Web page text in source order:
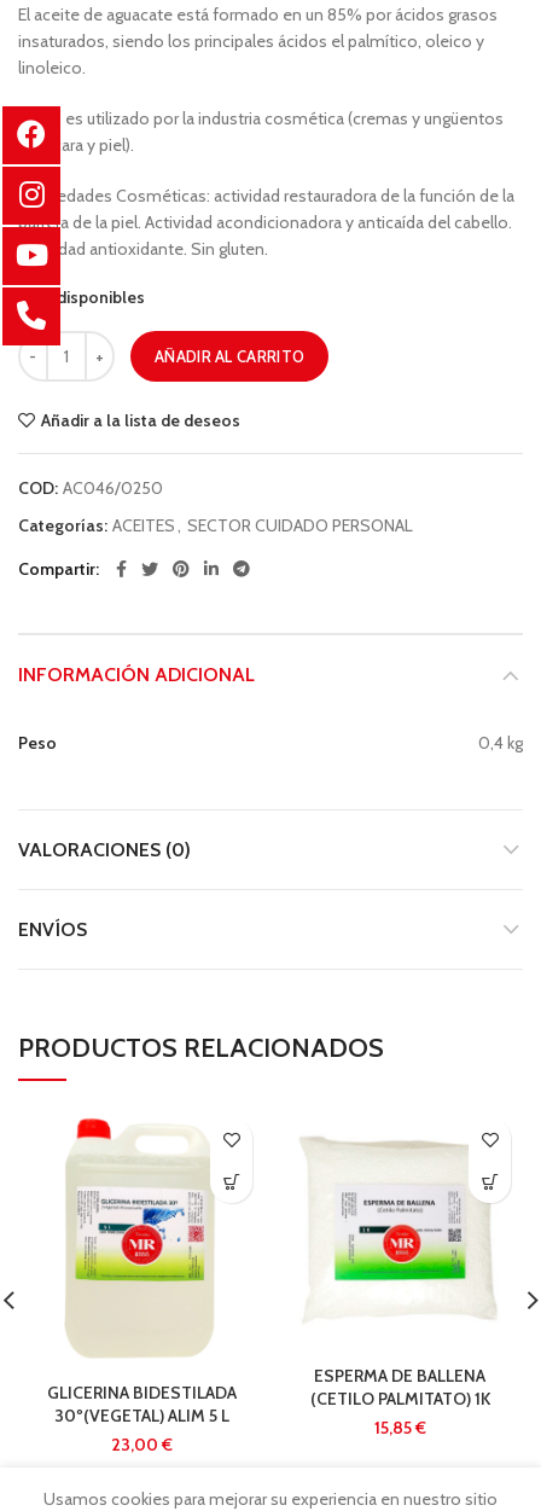
El aceite de aguacate está formado en un 85% por ácidos grasos
insaturados, siendo los principales ácidos el palmítico, oleico y
linoleico.
Usos: es utilizado por la industria cosmética (cremas y ungüentos
para cara y piel).
Propiedades Cosméticas: actividad restauradora de la función de la
barrera de la piel. Actividad acondicionadora y anticaída del cabello.
Actividad antioxidante. Sin gluten.
11 disponibles
AÑADIR AL CARRITO
Añadir a la lista de deseos
COD: AC046/0250
Categorías: ACEITES, SECTOR CUIDADO PERSONAL
Compartir
INFORMACIÓN ADICIONAL
Peso 0,4 kg
VALORACIONES (0)
ENVÍOS
PRODUCTOS RELACIONADOS
GLICERINA BIDESTILADA
30º(VEGETAL) ALIM 5 L
€
ESPERMA DE BALLENA
(CETILO PALMITATO) 1K
€
Usamos cookies para mejorar su experiencia en nuestro sitio